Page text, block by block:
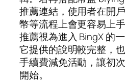
推薦連結，使用者在開
幣等流程上會更容易上
推薦視為進入 BingX 的
它提供的說明較完整，
手續費減免活動，讓初
開始。